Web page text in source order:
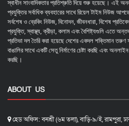
স্বাধীন সাংবাদিকতার প্রতিশ্রুতি দিয়ে শুরু হয়েছে। এই
প্রযুক্তির সর্বাধিক ব্যবহারের সাথে রিয়েল টাইম নিউজ
সর্বশেষ ও ব্রেকিং নিউজ, বিনোদন, জীবনধারা, বিশেষ
প্রযুক্তি, স্বাস্থ্য, ক্রীড়া, কলাম এবং বৈশিষ্ট্যগুলি এতে
প্রতিভা দল তৈরি করা হয়েছে দেশের একদল শক্তিমান তরুণ
বাঙালির সাথে একটি সেতু নির্মাণের চেষ্টা করছি এবং
করছি।
ABOUT US
হেড অফিস: বনশ্রী (৬ম তলা), বাড়ি-৯/ই, রামপুরা,